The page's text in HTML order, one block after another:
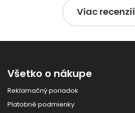
Viac recenzií
Všetko o nákupe
Reklamačný poriadok
Platobné podmienky